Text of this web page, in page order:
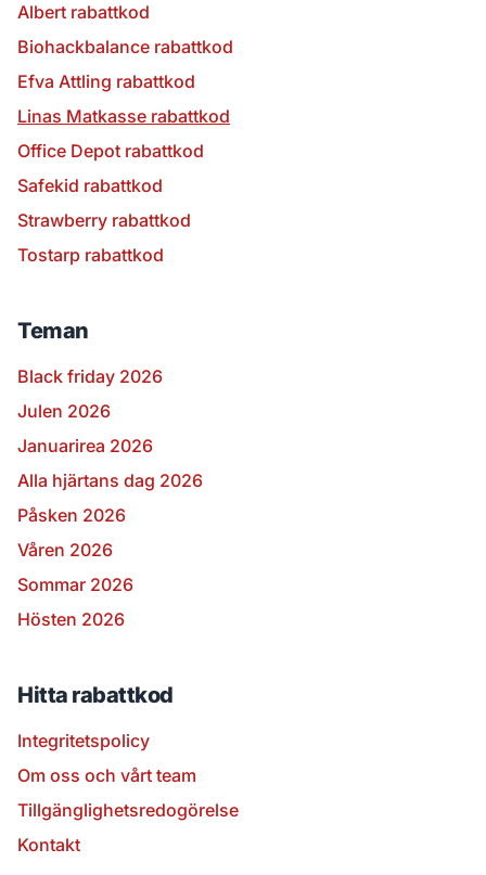
Albert rabattkod
Biohackbalance rabattkod
Efva Attling rabattkod
Linas Matkasse rabattkod
Office Depot rabattkod
Safekid rabattkod
Strawberry rabattkod
Tostarp rabattkod
Teman
Black friday 2026
Julen 2026
Januarirea 2026
Alla hjärtans dag 2026
Påsken 2026
Våren 2026
Sommar 2026
Hösten 2026
Hitta rabattkod
Integritetspolicy
Om oss och vårt team
Tillgänglighetsredogörelse
Kontakt